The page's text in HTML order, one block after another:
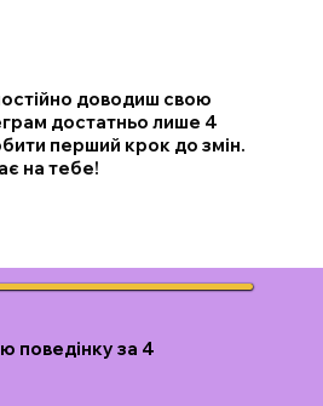
доводиш свою
достатньо лише 4
перший крок до змін.
на тебе!
поведінку за 4